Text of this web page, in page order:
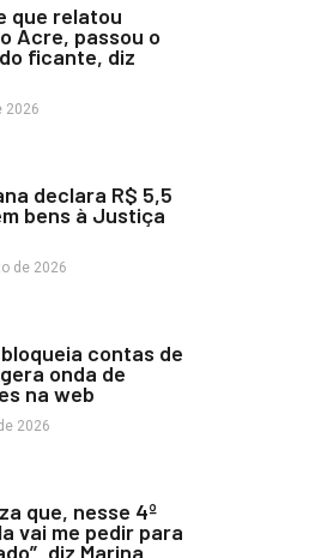
que relatou
Acre, passou o
ficante, diz
2026
declara R$ 5,5
bens à Justiça
de 2026
contas de
onda de
na web
2026
que, nesse 4º
vai me pedir para
diz Marina